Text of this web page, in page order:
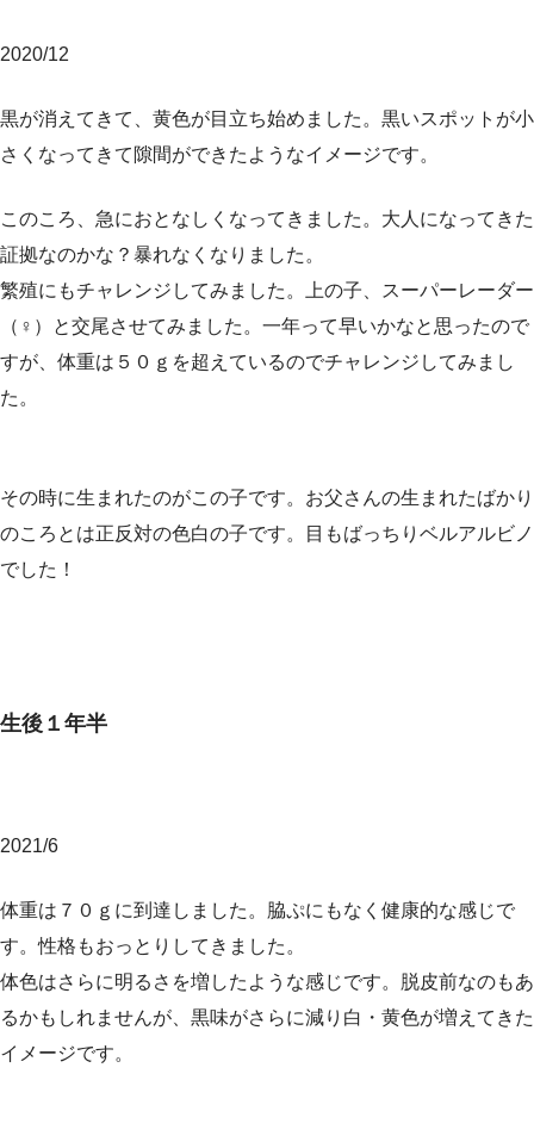
2020/12
黒が消えてきて、黄色が目立ち始めました。黒いスポットが小
さくなってきて隙間ができたようなイメージです。
このころ、急におとなしくなってきました。大人になってきた
証拠なのかな？暴れなくなりました。
繁殖にもチャレンジしてみました。上の子、スーパーレーダー
（♀）と交尾させてみました。一年って早いかなと思ったので
すが、体重は５０ｇを超えているのでチャレンジしてみまし
た。
その時に生まれたのがこの子です。お父さんの生まれたばかり
のころとは正反対の色白の子です。目もばっちりベルアルビノ
でした！
生後１年半
2021/6
体重は７０ｇに到達しました。脇ぷにもなく健康的な感じで
す。性格もおっとりしてきました。
体色はさらに明るさを増したような感じです。脱皮前なのもあ
るかもしれませんが、黒味がさらに減り白・黄色が増えてきた
イメージです。